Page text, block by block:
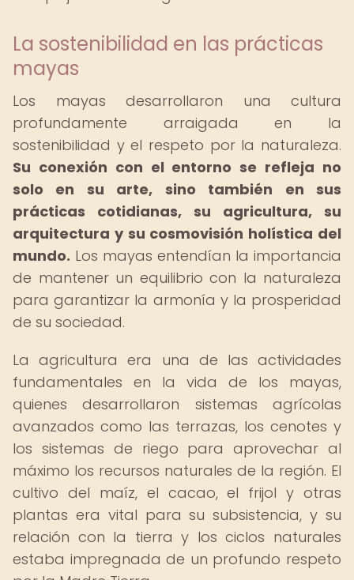
La sostenibilidad en las prácticas
mayas
Los mayas desarrollaron una cultura
profundamente arraigada en la
sostenibilidad y el respeto por la naturaleza.
Su conexión con el entorno se refleja no
solo en su arte, sino también en sus
prácticas cotidianas, su agricultura, su
arquitectura y su cosmovisión holística del
mundo. Los mayas entendían la importancia
de mantener un equilibrio con la naturaleza
para garantizar la armonía y la prosperidad
de su sociedad.
La agricultura era una de las actividades
fundamentales en la vida de los mayas,
quienes desarrollaron sistemas agrícolas
avanzados como las terrazas, los cenotes y
los sistemas de riego para aprovechar al
máximo los recursos naturales de la región. El
cultivo del maíz, el cacao, el frijol y otras
plantas era vital para su subsistencia, y su
relación con la tierra y los ciclos naturales
estaba impregnada de un profundo respeto